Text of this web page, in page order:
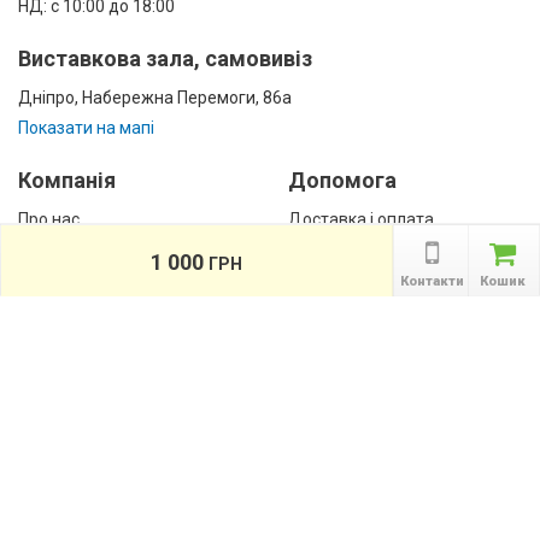
НД: с 10:00 до 18:00
Виставкова зала, самовивіз
Дніпро, Набережна Перемоги, 86а
Показати на мапі
Компанія
Про нас
Допомога
Доставка і оплата
Кошик
Контакти
1 000 ГРН